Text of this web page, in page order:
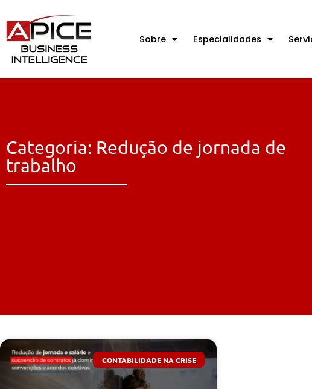
Sobre Especialidades
Categoria: Redução de jornada de
trabalho
CONTABILIDADE NA CRISE